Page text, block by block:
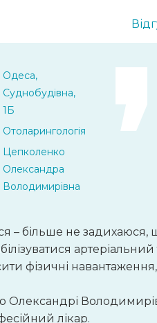
Одеса,
Суднобудівна,
1Б
Отоларингологія
Цепколенко
Олександра
Володимирівна
– більше не задихаюся,
артеріальний
фізичні навантаження,
Олександрі
лікар.